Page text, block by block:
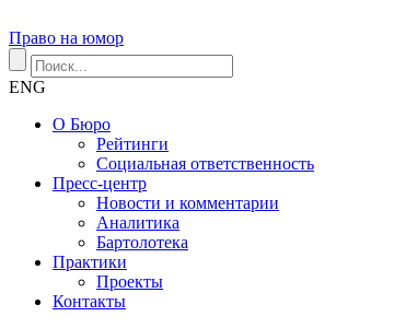
Право на юмор
ENG
О Бюро
Рейтинги
Социальная ответственность
Пресс-центр
Новости и комментарии
Аналитика
Бартолотека
Практики
Проекты
Контакты